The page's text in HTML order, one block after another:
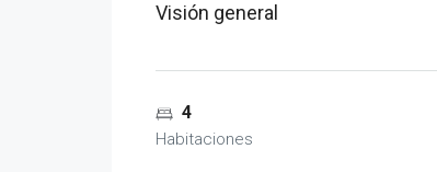
Visión general
4
Habitaciones